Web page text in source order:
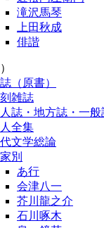
滝沢馬琴
上田秋成
俳諧
（原書）
雑誌
誌・地方誌・一般
全集
文学総論
別
あ行
会津八一
芥川龍之介
石川啄木